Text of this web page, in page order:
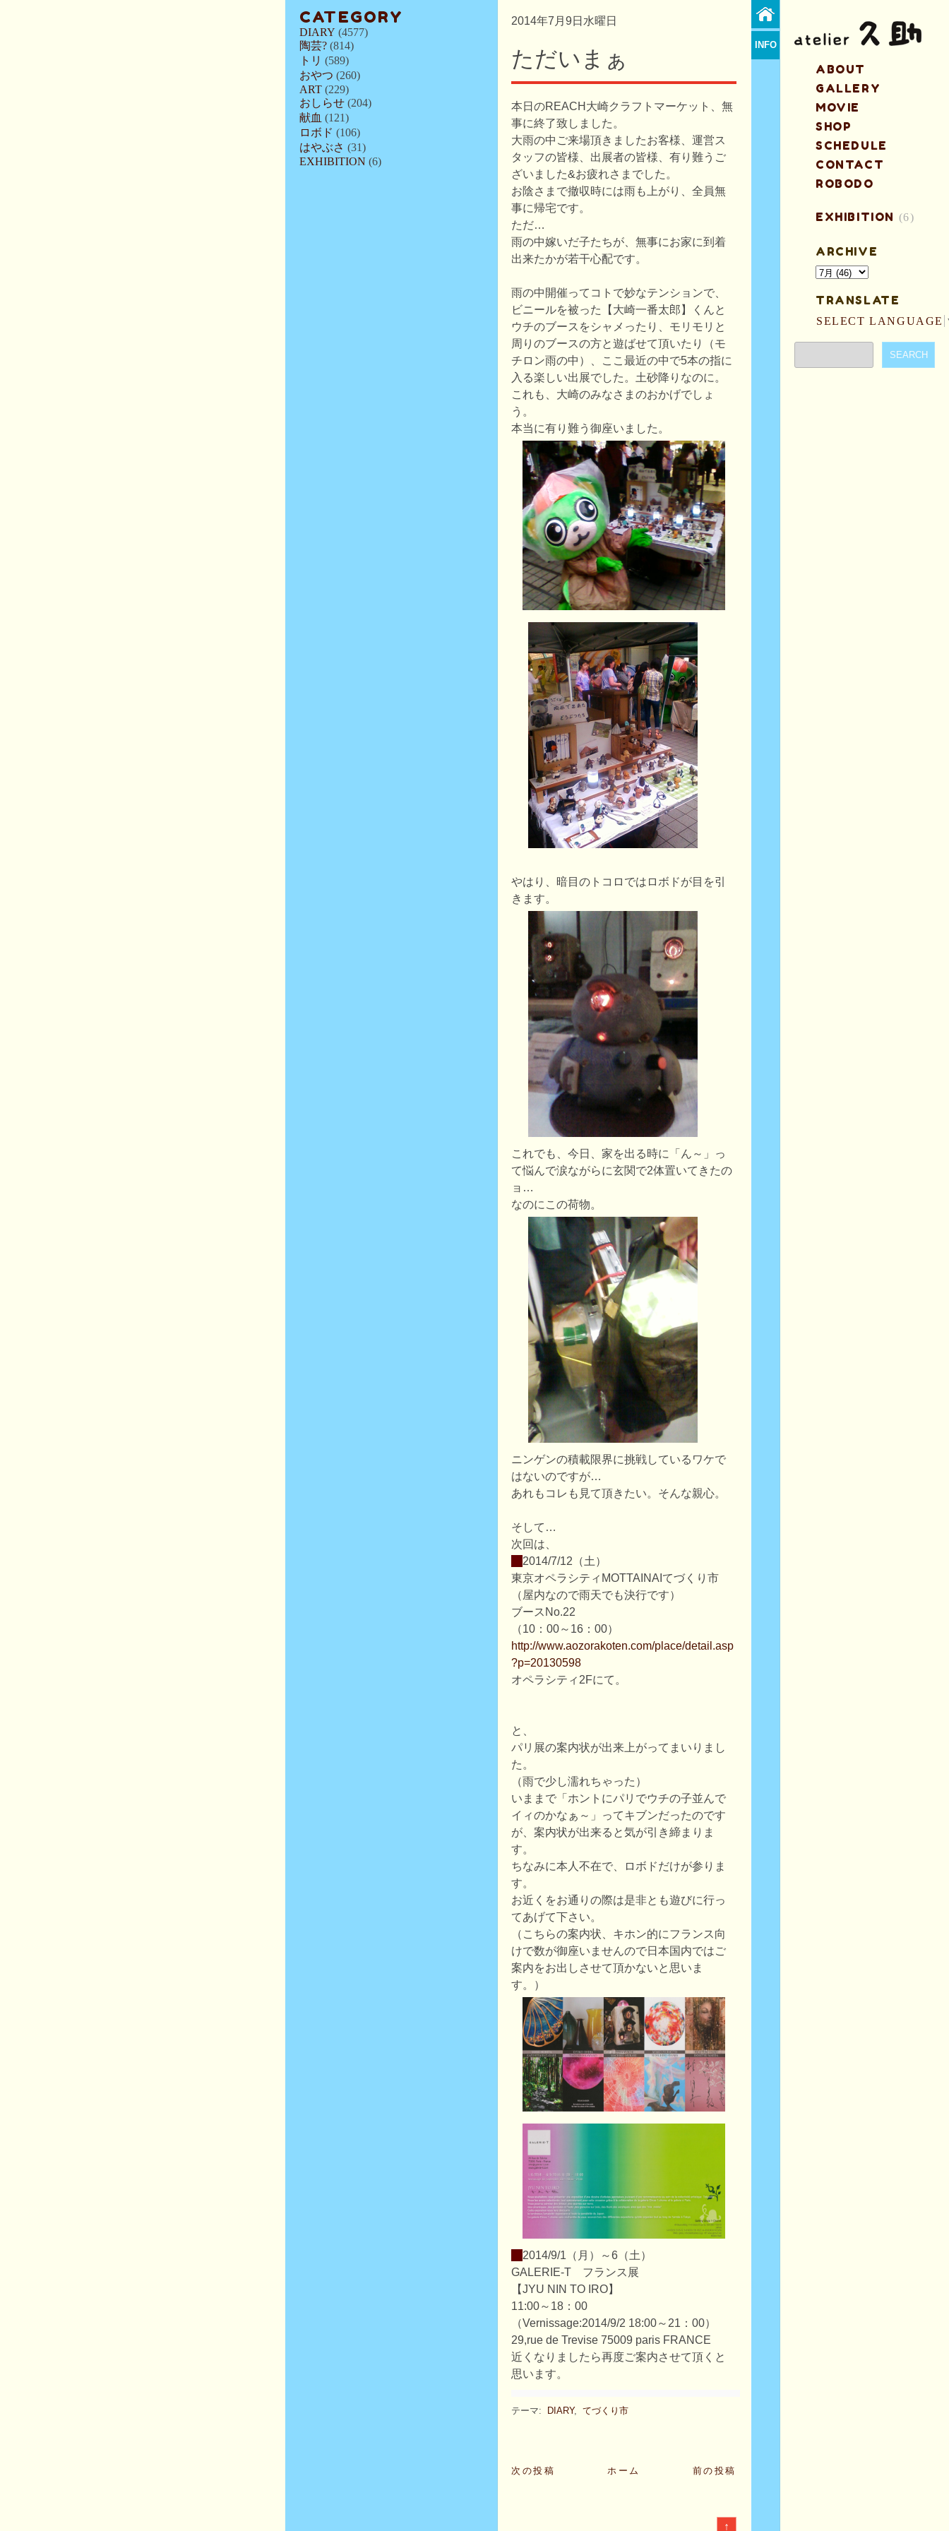
CATEGORY
DIARY (4577)
陶芸? (814)
トリ (589)
おやつ (260)
ART (229)
おしらせ (204)
献血 (121)
ロボド (106)
はやぶさ (31)
EXHIBITION (6)
2014年7月9日水曜日
ただいまぁ
本日のREACH大崎クラフトマーケット、無
事に終了致しました。
大雨の中ご来場頂きましたお客様、運営ス
タッフの皆様、出展者の皆様、有り難うご
ざいました&お疲れさまでした。
お陰さまで撤収時には雨も上がり、全員無
事に帰宅です。
ただ…
雨の中嫁いだ子たちが、無事にお家に到着
出来たかが若干心配です。
雨の中開催ってコトで妙なテンションで、
ビニールを被った【大崎一番太郎】くんと
ウチのブースをシャメったり、モリモリと
周りのブースの方と遊ばせて頂いたり（モ
チロン雨の中）、ここ最近の中で5本の指に
入る楽しい出展でした。土砂降りなのに。
これも、大崎のみなさまのおかげでしょ
う。
本当に有り難う御座いました。
やはり、暗目のトコロではロボドが目を引
きます。
これでも、今日、家を出る時に「ん～」っ
て悩んで涙ながらに玄関で2体置いてきたの
ョ…
なのにこの荷物。
ニンゲンの積載限界に挑戦しているワケで
はないのですが…
あれもコレも見て頂きたい。そんな親心。
そして…
次回は、
2014/7/12（土）
東京オペラシティMOTTAINAIてづくり市
（屋内なので雨天でも決行です）
ブースNo.22
（10：00～16：00）
http://www.aozorakoten.com/place/detail.asp
?p=20130598
オペラシティ2Fにて。
と、
パリ展の案内状が出来上がってまいりまし
た。
（雨で少し濡れちゃった）
いままで「ホントにパリでウチの子並んで
イィのかなぁ～」ってキブンだったのです
が、案内状が出来ると気が引き締まりま
す。
ちなみに本人不在で、ロボドだけが参りま
す。
お近くをお通りの際は是非とも遊びに行っ
てあげて下さい。
（こちらの案内状、キホン的にフランス向
けで数が御座いませんので日本国内ではご
案内をお出しさせて頂かないと思いま
す。）
2014/9/1（月）～6（土）
GALERIE-T フランス展
【JYU NIN TO IRO】
11:00～18：00
（Vernissage:2014/9/2 18:00～21：00）
29,rue de Trevise 75009 paris FRANCE
近くなりましたら再度ご案内させて頂くと
思います。
テーマ: DIARY, てづくり市
次の投稿 前の投稿
ホーム
↑
INFO
ABOUT
GALLERY
MOVIE
SHOP
SCHEDULE
CONTACT
ROBODO
EXHIBITION (6)
ARCHIVE
TRANSLATE
SELECT LANGUAGE